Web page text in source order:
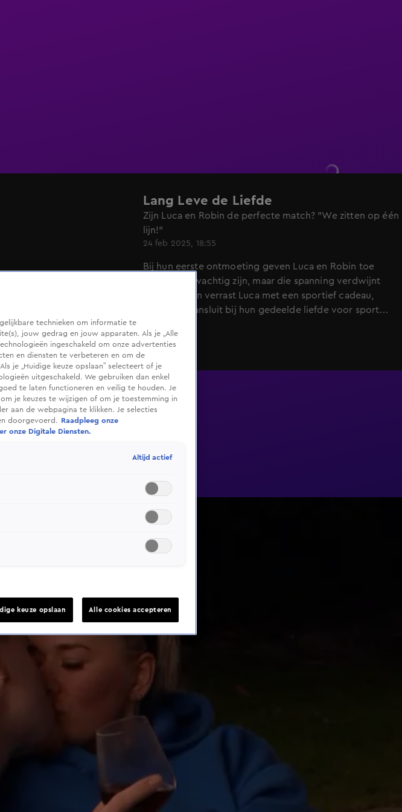
Lang Leve de Liefde
Zijn Luca en Robin de perfecte match? "We zitten op één
lijn!"
24 feb 2025, 18:55
Bij hun eerste ontmoeting geven Luca en Robin toe
dat ze zenuwachtig zijn, maar die spanning verdwijnt
al snel. Robin verrast Luca met een sportief cadeau,
wat goed aansluit bij hun gedeelde liefde voor sport.
dat ze allebei kinderen willen: een jongen en een
meisje. De sfeer blijft luchtig, zelfs als Robin toegeeft
Luca’s naam te zijn vergeten—gelukkig is dat
wederzijds. Terwijl ze elkaar beter leren kennen,
grappen ze over koken, kleding en relaties, maar ’s
ochtends blijkt pas echt hoe goed ze klikken: Luca is
technieken om informatie te
jouw gedrag en jouw apparaten. Als je „Alle
ingeschakeld om onze advertenties
en diensten te verbeteren en om de
je „Huidige keuze opslaan” selecteert of je
uitgeschakeld. We gebruiken dan enkel
te laten functioneren en veilig te houden. Je
je keuzes te wijzigen of om je toestemming in
aan de webpagina te klikken. Je selecties
doorgevoerd.
Raadpleeg onze
onze Digitale Diensten.
Altijd actief
keuze opslaan Alle cookies accepteren